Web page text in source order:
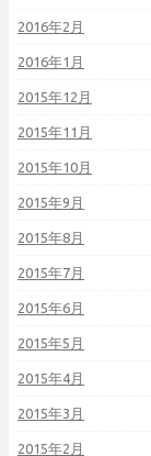
2016年2月
2016年1月
2015年12月
2015年11月
2015年10月
2015年9月
2015年8月
2015年7月
2015年6月
2015年5月
2015年4月
2015年3月
2015年2月